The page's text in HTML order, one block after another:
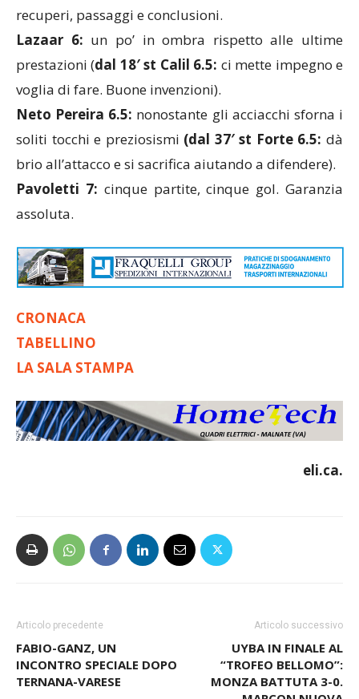
recuperi, passaggi e conclusioni.
Lazaar 6: un po’ in ombra rispetto alle ultime
prestazioni (dal 18′ st Calil 6.5: ci mette impegno e
voglia di fare. Buone invenzioni).
Neto Pereira 6.5: nonostante gli acciacchi sforna i
soliti tocchi e preziosismi (dal 37′ st Forte 6.5: dà
brio all’attacco e si sacrifica aiutando a difendere).
Pavoletti 7: cinque partite, cinque gol. Garanzia
assoluta.
CRONACA
TABELLINO
LA SALA STAMPA
eli.ca.
Articolo precedente
FABIO-GANZ, UN
INCONTRO SPECIALE DOPO
TERNANA-VARESE
Articolo successivo
UYBA IN FINALE AL
“TROFEO BELLOMO”:
MONZA BATTUTA 3-0.